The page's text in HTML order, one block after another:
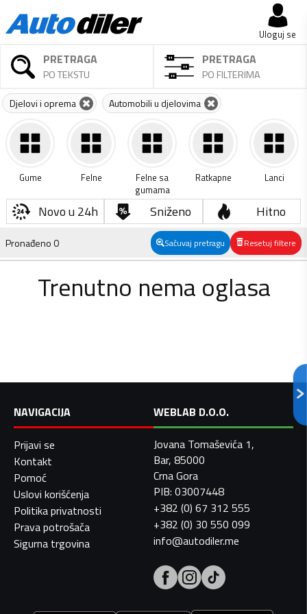
Uloguj se
PRETRAGA
PO TEKSTU
PRETRAGA
PO FILTERIMA
Djelovi i oprema Automobili u djelovima
Gume Felne
Felne sa
gumama
Ratkapne Lanci
Novo u 24h Sniženo Hitno
Pronađeno0 Sačuvaj pretragu Resetuj filtere
Trenutno nema oglasa
NAVIGACIJA
Prijavi se
Kontakt
Pomoć
Uslovi korišćenja
Politika privatnosti
Prava potrošača
Sigurna trgovina
WEBLAB D.O.O.
Jovana Tomaševića 1,
Bar, 85000
Crna Gora
PIB: 03007448
+382 (0) 67 312 555
+382 (0) 30 550 099
info@autodiler.me